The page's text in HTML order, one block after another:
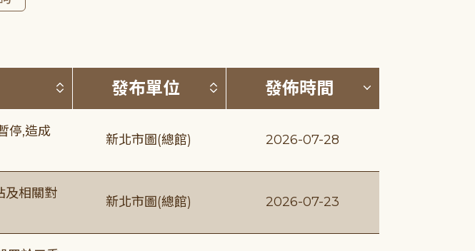
按標題排序 (升降冪)
發布單位 按發布單位排序 (升降冪)
發佈時間 按發佈時間
停,造成
新北市圖(總館) 2026-07-28
及相關對
新北市圖(總館) 2026-07-23